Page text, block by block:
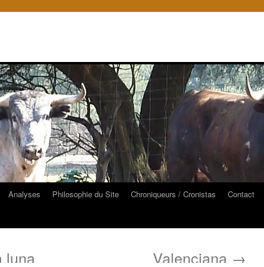
Analyses Philosophie du Site Chroniqueurs / Cronistas Contact
luna Valenciana →